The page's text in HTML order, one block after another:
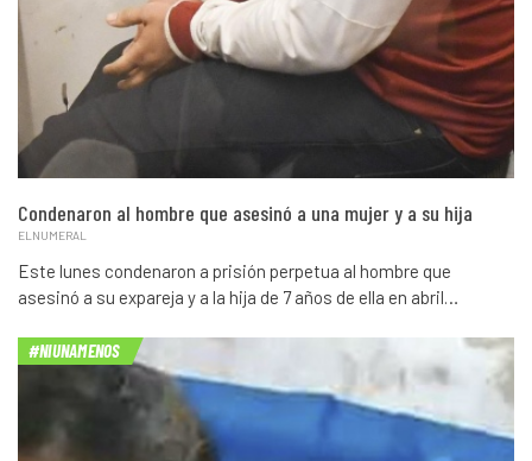
Condenaron al hombre que asesinó a una mujer y a su hija
ELNUMERAL
Este lunes condenaron a prisión perpetua al hombre que
asesinó a su expareja y a la hija de 7 años de ella en abril…
#NIUNAMENOS